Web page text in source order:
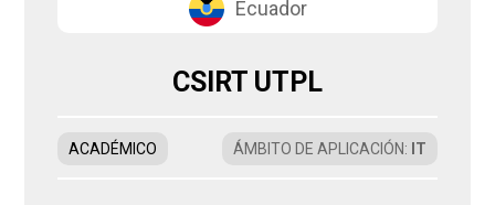
Ecuador
CSIRT UTPL
ACADÉMICO ÁMBITO DE APLICACIÓN: IT